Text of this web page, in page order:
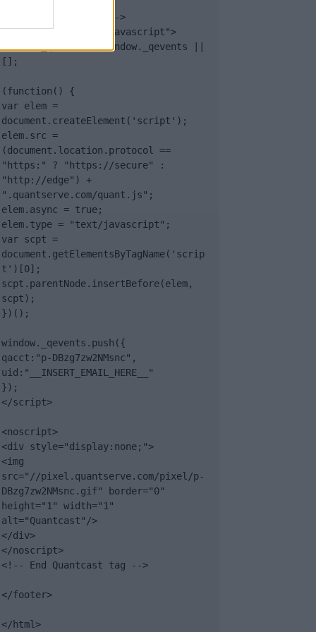
<!-- Quantcast Tag -->
<script type="text/javascript">
window._qevents = window._qevents ||
[];
(function() {
var elem =
document.createElement('script');
elem.src =
(document.location.protocol ==
"https:" ? "https://secure" :
"http://edge") +
".quantserve.com/quant.js";
elem.async = true;
elem.type = "text/javascript";
var scpt =
document.getElementsByTagName('scrip
t')[0];
scpt.parentNode.insertBefore(elem,
scpt);
})();
window._qevents.push({
qacct:"p-DBzg7zw2NMsnc",
uid:"__INSERT_EMAIL_HERE__"
});
</script>
<noscript>
<div style="display:none;">
<img
src="//pixel.quantserve.com/pixel/p-
DBzg7zw2NMsnc.gif" border="0"
height="1" width="1"
alt="Quantcast"/>
</div>
</noscript>
<!-- End Quantcast tag -->
</footer>
</html>